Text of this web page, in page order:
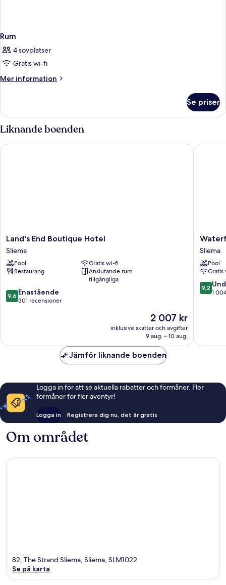
Rum
4 sovplatser
Gratis wi-fi
Mer information
Mer
Se priser
Liknande boenden
Land's
End
Boutique
Hotel
Sliema
Land's End Boutique Hotel
Sliema
Pool
Gratis wi-fi
Restaurang
Anslutande rum
tillgängliga
9.6
av
9,6 Enastående
301 recensioner
Priset
2 007 kr
2 007 kr
inklusive skatter och avgifter
9 aug. – 10 aug.
Land's End Boutique Hotel
Sliema
Sliema
Pool
9.2
av
9,2
1
Jämför liknande boenden
Logga in för att se aktuella rabatter och förmåner. Fler
förmåner för fler äventyr!
Logga in Registrera dig nu, det är gratis
Om området
82, The Strand Sliema, Sliema, SLM1022
Se på karta